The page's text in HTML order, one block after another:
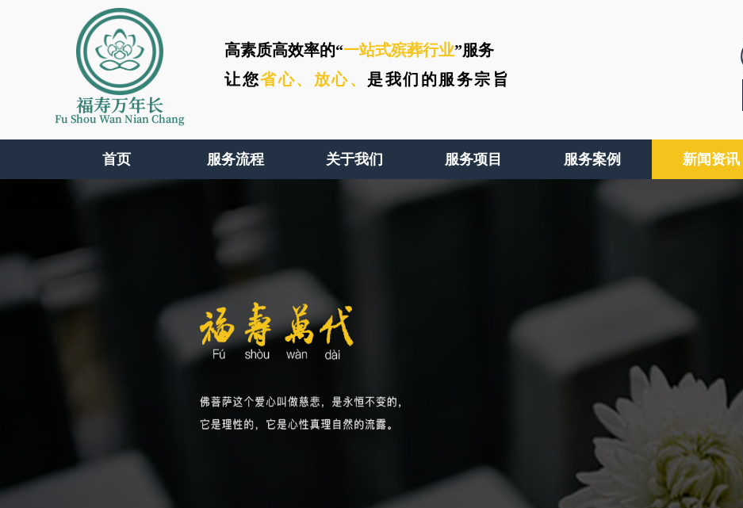
福寿万年长
Fu Shou Wan Nian Chang
高素质高效率的“一站式殡葬行业”服务
让您省心、 放心、 是我们的服务宗旨
首页 服务流程 关于我们 服务项目 服务案例 新闻资讯